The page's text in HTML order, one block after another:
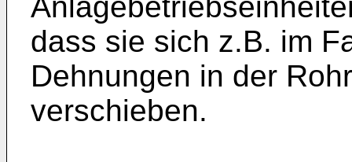
dass sie sich z.B. im
Dehnungen in der
verschieben.